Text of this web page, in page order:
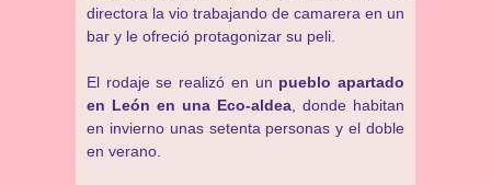
directora la vio trabajando de camarera en un
bar y le ofreció protagonizar su peli.
El rodaje se realizó en un pueblo apartado
en León en una Eco-aldea , donde habitan
en invierno unas setenta personas y el doble
en verano.